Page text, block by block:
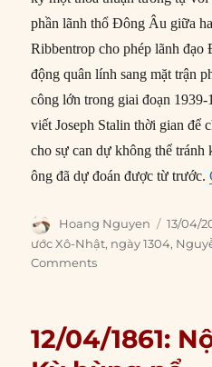
phần lãnh thổ Đông Âu giữa
Ribbentrop cho phép lãnh
động quân lính sang mặt trận
công lớn trong giai đoạn
viết Joseph Stalin thời gian để
cho sự can dự không thể
ông đã dự đoán được từ trước.
Author
Hoang Nguyen
Posted
on
13/04/
ước Xô-Nhật, ngày 1304,
Comments
12/04/1861: